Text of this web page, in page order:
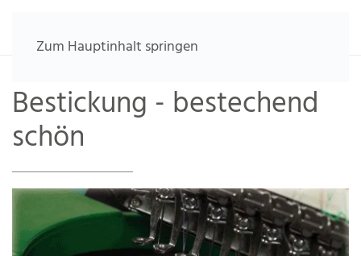
Zum Hauptinhalt springen
Bestickung - bestechend
schön